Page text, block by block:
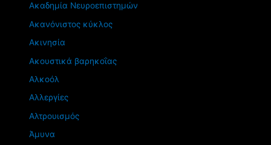
Ακαδημία Νευροεπιστημών
Ακανόνιστος κύκλος
Ακινησία
Ακουστικά βαρηκοΐας
Αλκοόλ
Αλλεργίες
Αλτρουισμός
Άμυνα